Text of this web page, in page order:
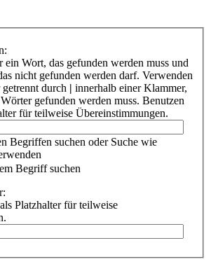
ein Wort, das gefunden werden muss und
nicht gefunden werden darf. Verwenden
durch | innerhalb einer Klammer,
gefunden werden muss. Benutzen
für teilweise Übereinstimmungen.
Begriffen suchen oder Suche wie
Begriff suchen
Platzhalter für teilweise